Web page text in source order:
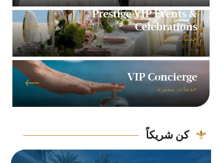
Prestige VIP Events &
Celebrations
خدمات مميزة
VIP Concierge
خدمات مميزة
كن شريكاً